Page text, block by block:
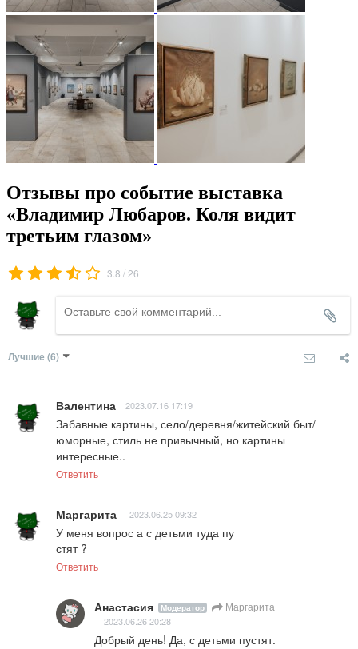
Отзывы про событие выставка
«Владимир Любаров. Коля видит
третьим глазом»
3.8 /26
Лучшие (6)
Валентина 2023.07.16 17:19
Забавные картины, село/деревня/житейский быт/
юморные, стиль не привычный, но картины
интересные..
Ответить
Маргарита 2023.06.25 09:32
У меня вопрос а с детьми туда пу
стят ?
Ответить
Анастасия Модератор Маргарита
2023.06.26 20:28
Добрый день! Да, с детьми пустят.